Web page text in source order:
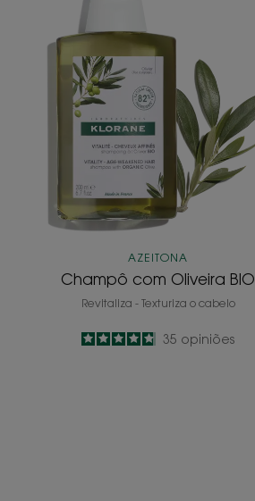
Oliveira
BIO
AZEITONA
Champô com Oliveira BIO
Revitaliza - Texturiza o cabelo
4.8
/
5
35 opiniões